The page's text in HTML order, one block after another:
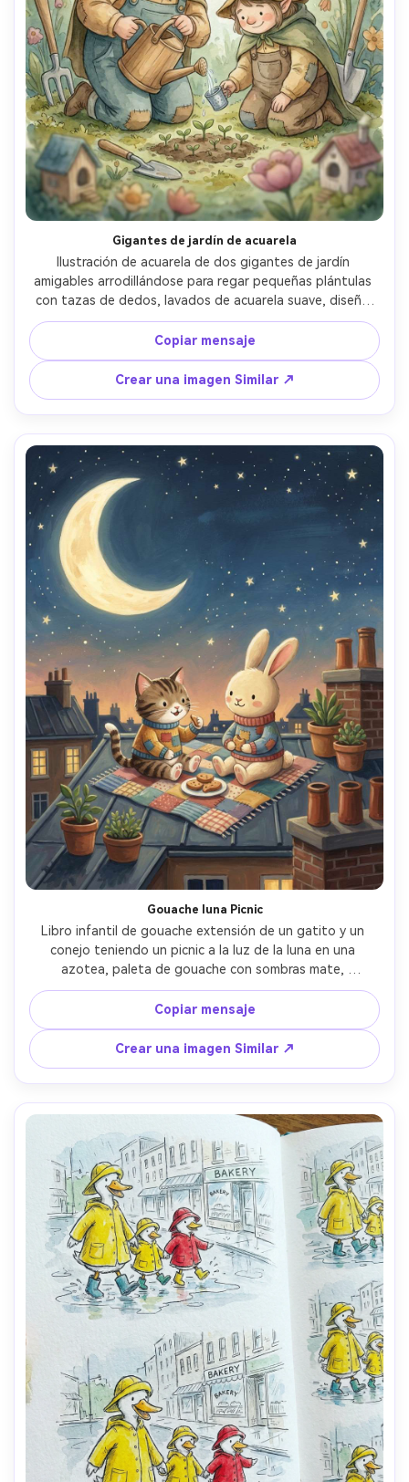
Gigantes de jardín de acuarela
Ilustración de acuarela de dos gigantes de jardín
amigables arrodillándose para regar pequeñas plántulas
con tazas de dedos, lavados de acuarela suave, diseño
de personaje caprichoso, paleta de colores de cuento de
hadas, accesorios de gran tamaño para el humor,
personaje consistente a través de las páginas, detalles
de fondo simples, espacio para texto de narración, lente
de 85 mm, profundidad de campo poco profunda,
iluminación cinematográfica suave- -ar 4:5
Copiar mensaje
Crear una imagen Similar ↗
Gouache luna Picnic
Libro infantil de gouache extensión de un gatito y un
conejo teniendo un picnic a la luz de la luna en una
azotea, paleta de gouache con sombras mate,
iluminación cálida para dormir, texturas de tela suaves,
cielo estrellado, diseño de personajes consistente a
través de las páginas, composición clara con espacio de
texto en el cielo, lente de 85 mm, profundidad de campo
poco profunda- -ar 4:5
Copiar mensaje
Crear una imagen Similar ↗
Crea imágenes IA
ilimitadas. 100 %
gratis!
Empieza Gratis→